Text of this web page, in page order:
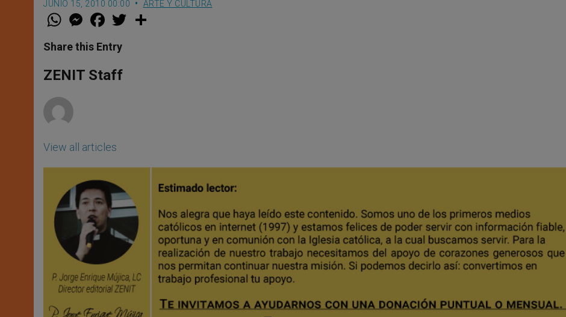
JUNIO 15, 2010 00:00 ARTE Y CULTURA
W
t
s
p
p
M
e
s
e
g
e
F
a
e
b
o
k
w
Share this Entry
ZENIT Staff
View all articles